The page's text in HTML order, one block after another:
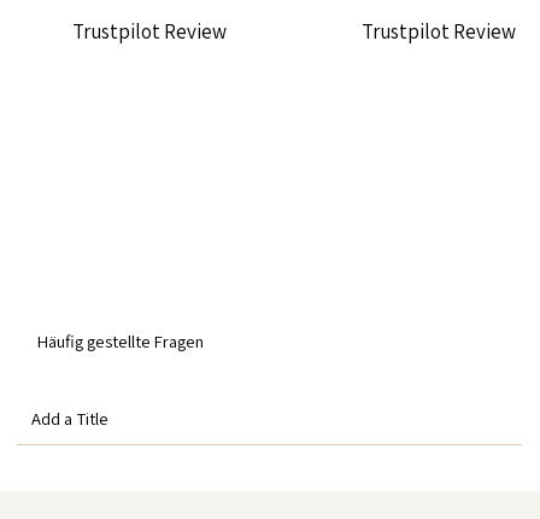
Trustpilot Review Trustpilot Review
Häufig gestellte Fragen
Add a Title